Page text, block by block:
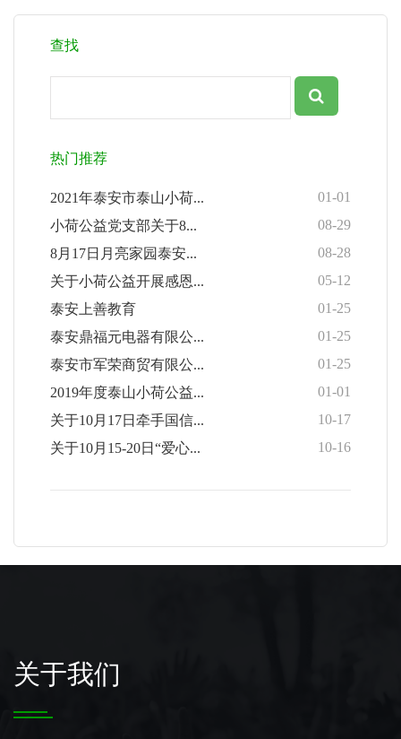
查找
热门推荐
2021年泰安市泰山小荷...
01-01
小荷公益党支部关于8...
08-29
8月17日月亮家园泰安...
08-28
关于小荷公益开展感恩...
05-12
泰安上善教育
01-25
泰安鼎福元电器有限公...
01-25
泰安市军荣商贸有限公...
01-25
2019年度泰山小荷公益...
01-01
关于10月17日牵手国信...
10-17
关于10月15-20日“爱心...
10-16
关于我们